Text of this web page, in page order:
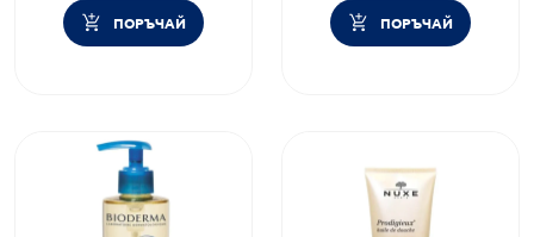
ПОРЪЧАЙ ПОРЪЧАЙ